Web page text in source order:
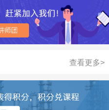
查看更多>